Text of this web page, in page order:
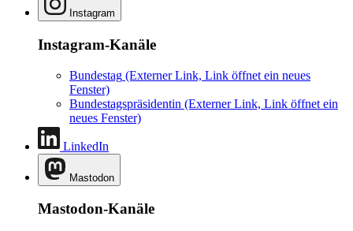
Instagram
Instagram-Kanäle
Bundestag (Externer Link, Link öffnet ein neues
Fenster)
Bundestagspräsidentin (Externer Link, Link öffnet ein
neues Fenster)
LinkedIn
Mastodon
Mastodon-Kanäle